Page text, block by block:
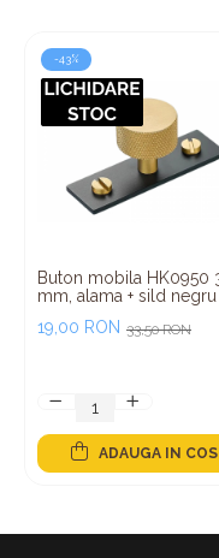
-43%
Buton mobila HK0950
mm, alama + sild negru
33,50 RON
19,00 RON
ADAUGA IN COS